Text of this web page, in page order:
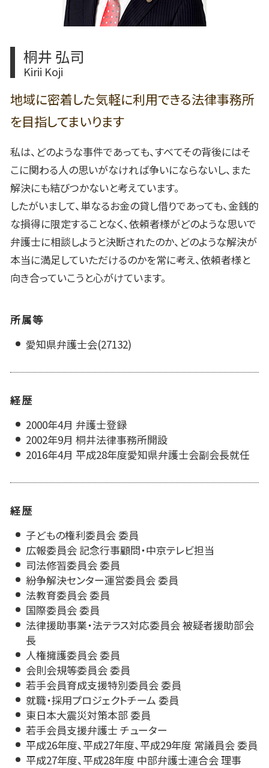
一宮市 離婚協議書 弁護士依頼
桐井 弘司
Kirii Koji
地域に密着した気軽に利用できる法律事務所
を目指してまいります
私は、どのような事件であっても、すべてその背後にはそ
こに関わる人の思いがなければ争いにならないし、また
解決にも結びつかないと考えています。
したがいまして、単なるお金の貸し借りであっても、金銭的
な損得に限定することなく、依頼者様がどのような思いで
弁護士に相談しようと決断されたのか、どのような解決が
本当に満足していただけるのかを常に考え、依頼者様と
向き合っていこうと心がけています。
所属等
愛知県弁護士会(27132)
経歴
2000年4月 弁護士登録
2002年9月 桐井法律事務所開設
2016年4月 平成28年度愛知県弁護士会副会長就任
経歴
子どもの権利委員会 委員
広報委員会 記念行事顧問・中京テレビ担当
司法修習委員会 委員
紛争解決センター運営委員会 委員
法教育委員会 委員
国際委員会 委員
法律援助事業・法テラス対応委員会 被疑者援助部会
長
人権擁護委員会 委員
会則会規等委員会 委員
若手会員育成支援特別委員会 委員
就職・採用プロジェクトチーム 委員
東日本大震災対策本部 委員
若手会員支援弁護士 チューター
平成26年度、平成27年度、平成29年度 常議員会 委員
平成27年度、平成28年度 中部弁護士連合会 理事